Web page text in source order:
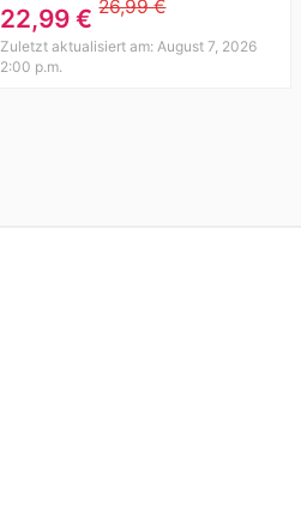
Elegant Langarm Knielang
Party Polyester
22,99 €26,99 €
Zuletzt aktualisiert am: August 7, 2026
2:00 p.m.